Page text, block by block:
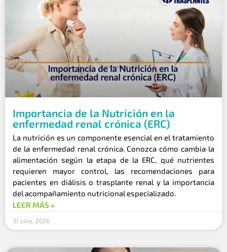
Importancia de la Nutrición en la
enfermedad renal crónica (ERC)
La nutrición es un componente esencial en el tratamiento
de la enfermedad renal crónica. Conozca cómo cambia la
alimentación según la etapa de la ERC, qué nutrientes
requieren mayor control, las recomendaciones para
pacientes en diálisis o trasplante renal y la importancia
del acompañamiento nutricional especializado.
LEER MÁS »
31 julio, 2026